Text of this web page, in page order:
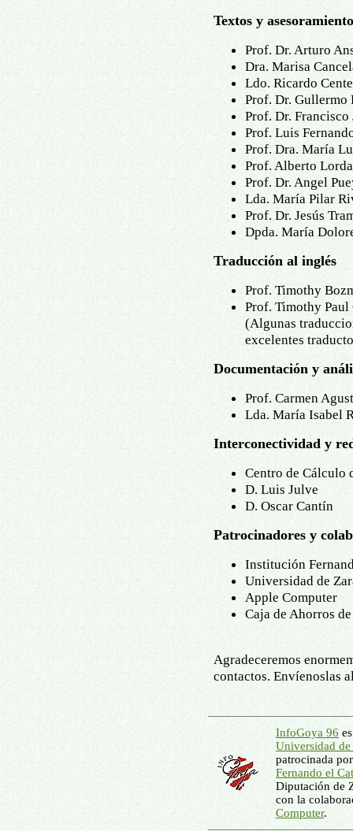
Textos y
Prof. Dr. Arturo
Dra. Marisa
Ldo. Ricardo
Prof. Dr. Gullermo
Prof. Dr.
Prof. Luis
Prof. Dra. María
Prof. Alberto Lorda
Prof. Dr. Angel
Lda. María Pilar
Prof. Dr. Jesús
Dpda. María
Traducción al inglés
Prof. Timothy
Prof. Timothy Paul
(Algunas
excelentes
Documentación y
Prof. Carmen
Lda. María Isabel
Interconectividad y
Centro de Cálculo
D. Luis Julve
D. Oscar Cantín
Patrocinadores y
Institución
Universidad de
Apple Computer
Caja de Ahorros
Agradeceremos
contactos. Envíenoslas
InfoGoya 96
Universidad de
patrocinada
Fernando el
Diputación de
con la
Computer.